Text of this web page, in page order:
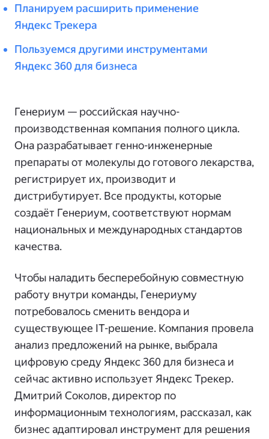
Планируем расширить применение
Яндекс Трекера
Пользуемся другими инструментами
Яндекс 360 для бизнеса
Генериум — российская научно-
производственная компания полного цикла.
Она разрабатывает генно-инженерные
препараты от молекулы до готового лекарства,
регистрирует их, производит и
дистрибутирует. Все продукты, которые
создаёт Генериум, соответствуют нормам
национальных и международных стандартов
качества.
Чтобы наладить бесперебойную совместную
работу внутри команды, Генериуму
потребовалось сменить вендора и
существующее IT-решение. Компания провела
анализ предложений на рынке, выбрала
цифровую среду Яндекс 360 для бизнеса и
сейчас активно использует Яндекс Трекер.
Дмитрий Соколов, директор по
информационным технологиям, рассказал, как
бизнес адаптировал инструмент для решения